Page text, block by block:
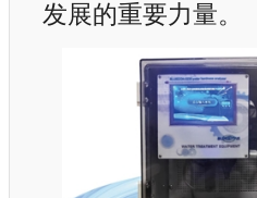
发展的重要力量。